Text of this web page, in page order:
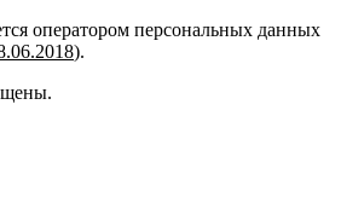
оператором персональных данных
).